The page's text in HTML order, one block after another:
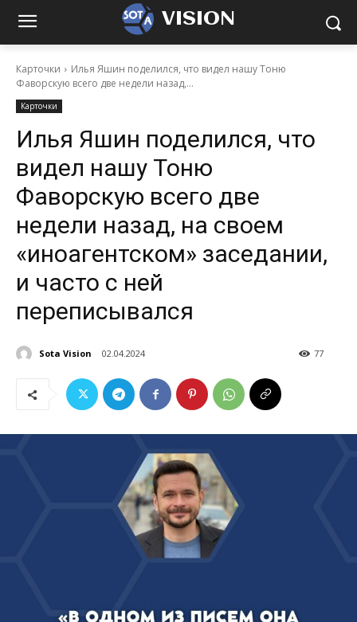
VISION
Карточки
Илья Яшин поделился, что видел нашу Тоню
Фаворскую всего две недели назад,...
Карточки
Илья Яшин поделился, что
видел нашу Тоню
Фаворскую всего две
недели назад, на своем
«иноагентском» заседании,
и часто с ней
переписывался
Sota Vision 02.04.2024 77